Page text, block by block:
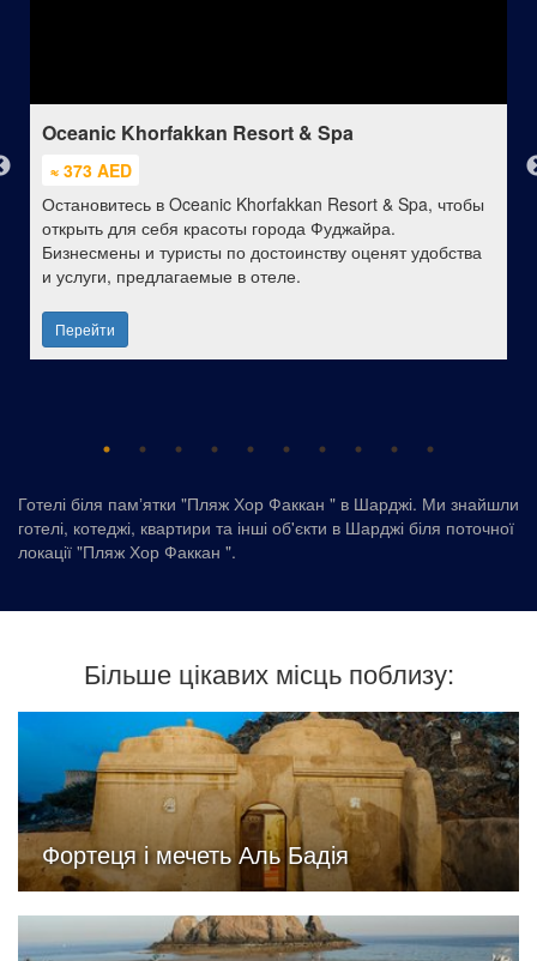
Oceanic Khorfakkan Resort & Spa
≈ 373 AED
Остановитесь в Oceanic Khorfakkan Resort & Spa, чтобы
открыть для себя красоты города Фуджайра.
Бизнесмены и туристы по достоинству оценят удобства
и услуги, предлагаемые в отеле.
Перейти
Готелі біля памʼятки "Пляж Хор Факкан " в Шарджі. Ми знайшли
готелі, котеджі, квартири та інші об'єкти в Шарджі біля поточної
локації "Пляж Хор Факкан ".
Більше цікавих місць поблизу:
Фортеця і мечеть Аль Бадія